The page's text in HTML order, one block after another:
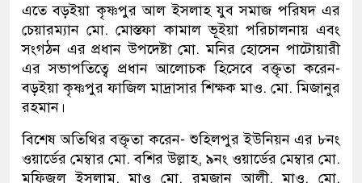
এতে বড়ইয়া কৃষ্ণপুর আল ইসলাহ যুব সমাজ পরিষদ এর
চেয়ারম্যান মো. মোস্তফা কামাল ভূইয়া পরিচালনায় এবং
সংগঠন এর প্রধান উপদেষ্টা মো. মনির হোসেন পাটোয়ারী
এর সভাপতিত্বে প্রধান আলোচক হিসেবে বক্তৃতা করেন-
বড়ইয়া কৃষ্ণপুর ফাজিল মাদ্রাসার শিক্ষক মাও. মো. মিজানুর
রহমান।
বিশেষ অতিথির বক্তৃতা করেন- শুহিলপুর ইউনিয়ন এর ৮নং
ওয়ার্ডের মেম্বার মো. বশির উল্লাহ, ৯নং ওয়ার্ডের মেম্বার মো.
মফিজুল ইসলাম, মাও মো. রমজান আলী, মাও. মো.